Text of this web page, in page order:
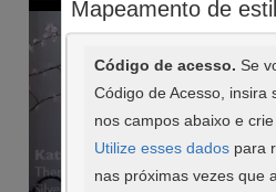
Mapeamento de
Código de acesso. Se
Código de Acesso, insira
nos campos abaixo e crie
Utilize esses dados para
nas próximas vezes que